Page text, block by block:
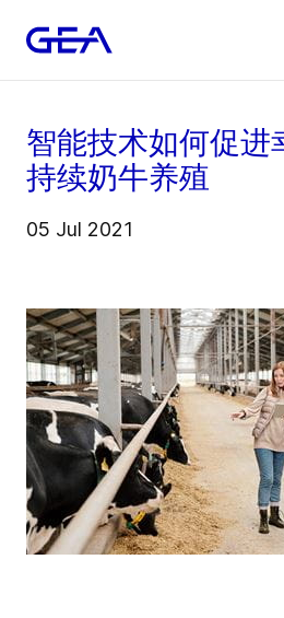
智能技术如何促进
持续奶牛养殖
05 Jul 2021